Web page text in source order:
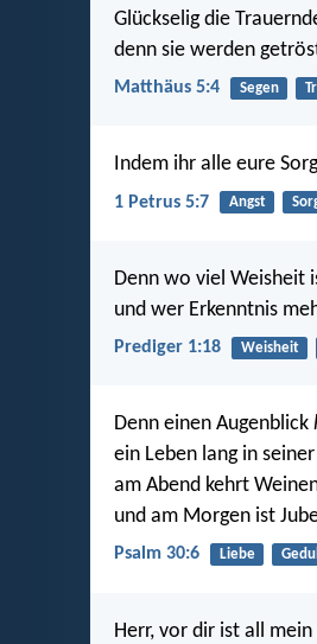
Glückselig die
denn sie werden
Matthäus 5:4 Segen
Indem ihr alle eure
1 Petrus 5:7 Angst
Denn wo viel Weisheit
und wer Erkenntnis
Prediger 1:18 Weisheit
Denn einen Augenblick
ein Leben lang in
am Abend kehrt
und am Morgen ist
Psalm 30:6 Liebe
Herr, vor dir ist all mein